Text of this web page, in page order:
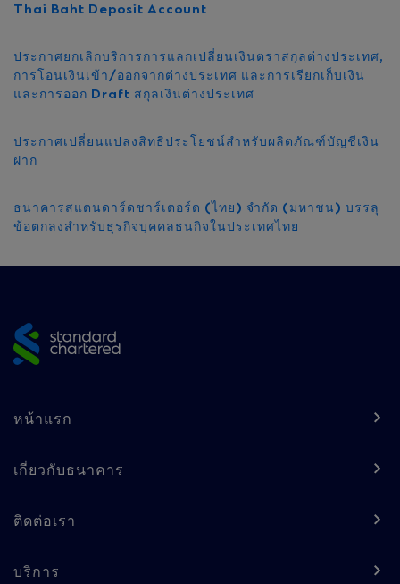
Thai Baht Deposit Account
ประกาศยกเลิกบริการการแลกเปลี่ยนเงินตราสกุลต่างประเทศ,
การโอนเงินเข้า/ออกจากต่างประเทศ และการเรียกเก็บเงิน
และการออก Draft สกุลเงินต่างประเทศ
ประกาศเปลี่ยนแปลงสิทธิประโยชน์สำหรับผลิตภัณฑ์บัญชีเงิน
ฝาก
ธนาคารสแตนดาร์ดชาร์เตอร์ด (ไทย) จำกัด (มหาชน) บรรลุ
ข้อตกลงสำหรับธุรกิจบุคคลธนกิจในประเทศไทย
Footer
-
Column
หน้าแรก
เกี่ยวกับธนาคาร
ติดต่อเรา
บริการ